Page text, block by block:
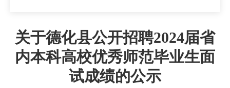
关于德化县公开招聘2024届省
内本科高校优秀师范毕业生面
试成绩的公示